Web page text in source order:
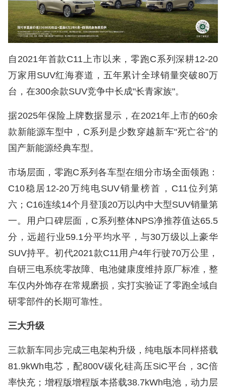
自2021年首款C11上市以来，零跑C系列深耕12-20
万家用SUV红海赛道，五年累计全球销量突破80万
台，在300余款SUV竞争中长成"长青家族"。
据2025年保险上牌数据显示，在2021年上市的60余
款新能源车型中，C系列是少数穿越新车"死亡谷"的
国产新能源经典车型。
市场层面，零跑C系列各车型在细分市场全面领跑：
C10稳居12-20万纯电SUV销量榜首，C11位列第
六；C16连续14个月登顶20万以内中大型SUV销量第
一。用户口碑层面，C系列整体NPS净推荐值达65.5
分，远超行业59.1分平均水平，与30万级以上豪华
SUV持平。初代2021款C11用户4年行驶70万公里，
自研三电系统零故障、电池健康度维持原厂标准，整
车仅内外饰存在常规磨损，实打实验证了零跑全域自
研零部件的长期可靠性。
三大升级
三款新车同步完成三电架构升级，纯电版本同样搭载
81.9kWh电芯，配800V碳化硅高压SiC平台，3C倍
率快充；增程版增程版本搭载38.7kWh电池，动力层